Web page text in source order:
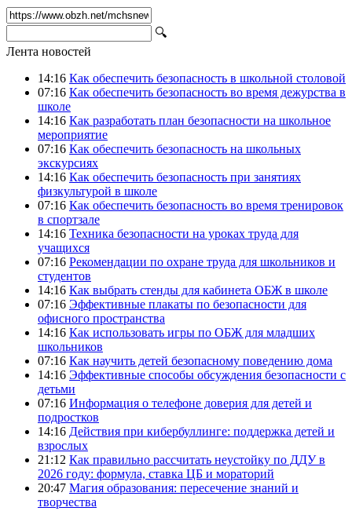
🔍
Лента новостей
14:16 Как обеспечить безопасность в школьной столовой
07:16 Как обеспечить безопасность во время дежурства в
школе
14:16 Как разработать план безопасности на школьное
мероприятие
07:16 Как обеспечить безопасность на школьных
экскурсиях
14:16 Как обеспечить безопасность при занятиях
физкультурой в школе
07:16 Как обеспечить безопасность во время тренировок
в спортзале
14:16 Техника безопасности на уроках труда для
учащихся
07:16 Рекомендации по охране труда для школьников и
студентов
14:16 Как выбрать стенды для кабинета ОБЖ в школе
07:16 Эффективные плакаты по безопасности для
офисного пространства
14:16 Как использовать игры по ОБЖ для младших
школьников
07:16 Как научить детей безопасному поведению дома
14:16 Эффективные способы обсуждения безопасности с
детьми
07:16 Информация о телефоне доверия для детей и
подростков
14:16 Действия при кибербуллинге: поддержка детей и
взрослых
21:12 Как правильно рассчитать неустойку по ДДУ в
2026 году: формула, ставка ЦБ и мораторий
20:47 Магия образования: пересечение знаний и
творчества